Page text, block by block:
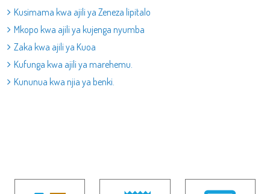
Kusimama kwa ajili ya Zeneza lipitalo
Mkopo kwa ajili ya kujenga nyumba
Zaka kwa ajili ya Kuoa
Kufunga kwa ajili ya marehemu.
Kununua kwa njia ya benki.